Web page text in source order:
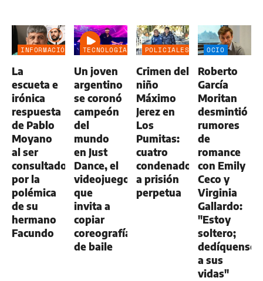
INFORMACIÓN
La
escueta e
irónica
respuesta
de Pablo
Moyano
al ser
consultado
por la
polémica
de su
hermano
Facundo
TECNOLOGÍA
Un joven
argentino
se coronó
campeón
del
mundo
en Just
Dance, el
videojuego
que
invita a
copiar
coreografías
de baile
POLICIALES
Crimen del
niño
Máximo
Jerez en
Los
Pumitas:
cuatro
condenados
a prisión
perpetua
OCIO
Roberto
García
Moritan
desmintió
rumores
de
romance
con Emily
Ceco y
Virginia
Gallardo:
"Estoy
soltero;
dedíquense
a sus
vidas"